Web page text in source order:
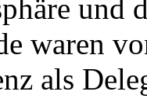
waren
als